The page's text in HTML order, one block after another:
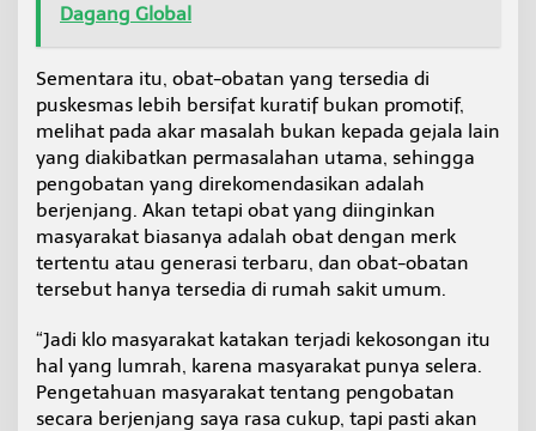
Dagang Global
Sementara itu, obat-obatan yang tersedia di
puskesmas lebih bersifat kuratif bukan promotif,
melihat pada akar masalah bukan kepada gejala lain
yang diakibatkan permasalahan utama, sehingga
pengobatan yang direkomendasikan adalah
berjenjang. Akan tetapi obat yang diinginkan
masyarakat biasanya adalah obat dengan merk
tertentu atau generasi terbaru, dan obat-obatan
tersebut hanya tersedia di rumah sakit umum.
“Jadi klo masyarakat katakan terjadi kekosongan itu
hal yang lumrah, karena masyarakat punya selera.
Pengetahuan masyarakat tentang pengobatan
secara berjenjang saya rasa cukup, tapi pasti akan